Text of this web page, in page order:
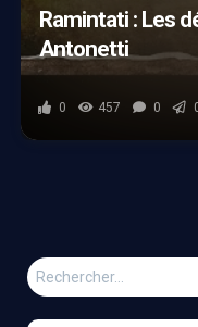
Ramintati : Les
Antonetti
0 457 0
Rechercher :